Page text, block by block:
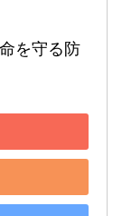
を守る防